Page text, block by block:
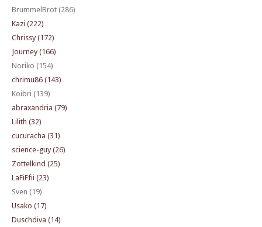
BrummelBrot (286)
Kazi (222)
Chrissy (172)
Journey (166)
Noriko (154)
chrimu86 (143)
Koibri (139)
abraxandria (79)
Lilith (32)
cucuracha (31)
science-guy (26)
Zottelkind (25)
LaFiFfii (23)
Sven (19)
Usako (17)
Duschdiva (14)